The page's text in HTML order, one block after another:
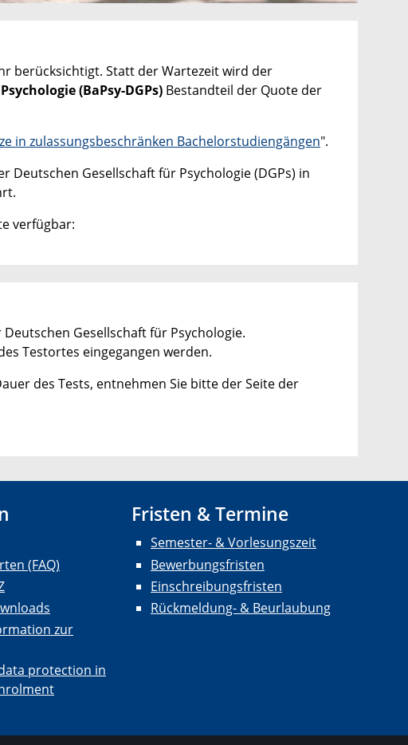
berücksichtigt. Statt der Wartezeit wird der
Psychologie(BaPsy-DGPs) Bestandteil der Quote der
in zulassungsbeschränken Bachelorstudiengängen".
Gesellschaft für Psychologie (DGPs) in
verfügbar:
Gesellschaft für Psychologie.
Testortes eingegangen werden.
des Tests, entnehmen Sie bitte der Seite der
(FAQ)
zur
protection in
Fristen & Termine
Semester- & Vorlesungszeit
Bewerbungsfristen
Einschreibungsfristen
Rückmeldung- & Beurlaubung